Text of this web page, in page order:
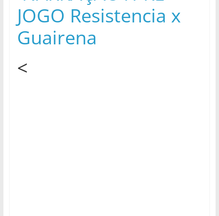
JOGO Resistencia x
Guairena
<